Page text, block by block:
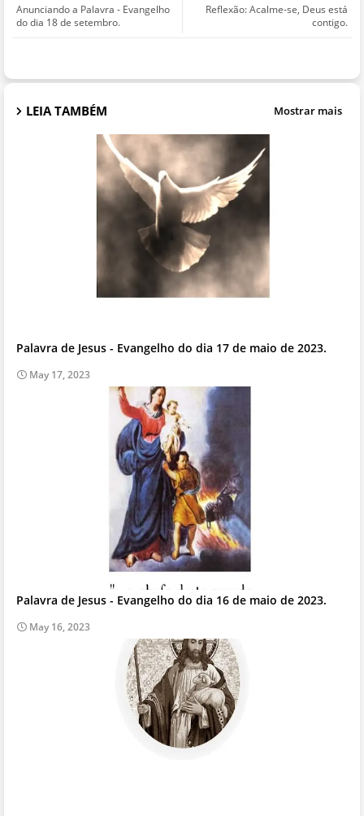
Reflexão: Acalme-se, Deus está
contigo.
Anunciando a Palavra - Evangelho
do dia 18 de setembro.
LEIA TAMBÉM Mostrar mais
Palavra de Jesus - Evangelho do dia 17 de maio de 2023.
May 17, 2023
Palavra de Jesus - Evangelho do dia 16 de maio de 2023.
May 16, 2023